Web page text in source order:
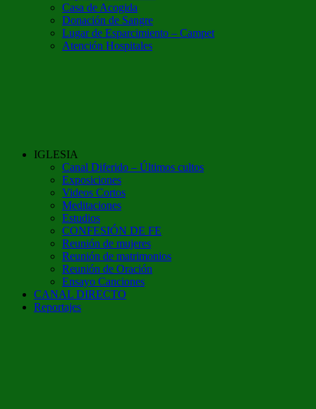
Casa de Acogida
Donación de Sangre
Lugar de Esparcimiento – Campet
Atención Hospitales
IGLESIA
Canal Diferido – Últimos cultos
Exposiciones
Videos Cortos
Meditaciones
Estudios
CONFESIÓN DE FE
Reunión de mujeres
Reunión de matrimonios
Reunión de Oración
Ensayo Canciones
CANAL DIRECTO
Reportajes